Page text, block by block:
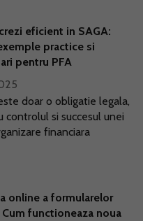
eficient in SAGA:
practice si
pentru PFA
doar o obligatie legala,
si succesul unei
financiara
online a formularelor
Cum functioneaza noua